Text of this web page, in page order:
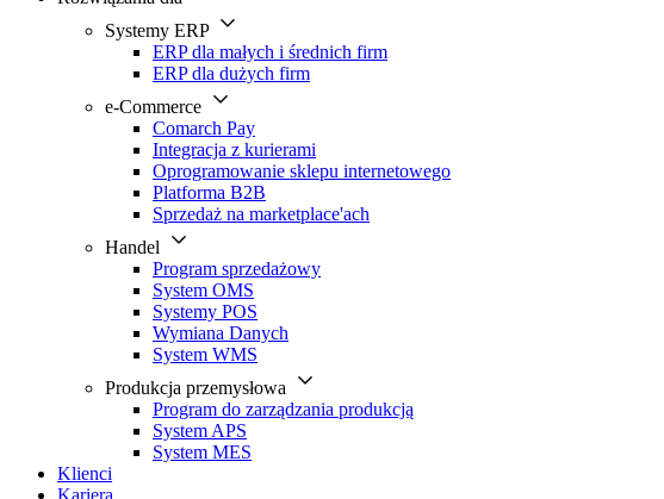
Systemy ERP
ERP dla małych i średnich firm
ERP dla dużych firm
e-Commerce
Comarch Pay
Integracja z kurierami
Oprogramowanie sklepu internetowego
Platforma B2B
Sprzedaż na marketplace'ach
Handel
Program sprzedażowy
System OMS
Systemy POS
Wymiana Danych
System WMS
Produkcja przemysłowa
Program do zarządzania produkcją
System APS
System MES
Klienci
Kariera